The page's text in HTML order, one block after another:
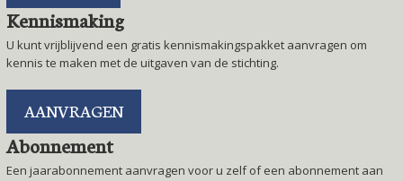
Kennismaking
U kunt vrijblijvend een gratis kennismakingspakket aanvragen om
kennis te maken met de uitgaven van de stichting.
AANVRAGEN
Abonnement
Een jaarabonnement aanvragen voor u zelf of een abonnement aan